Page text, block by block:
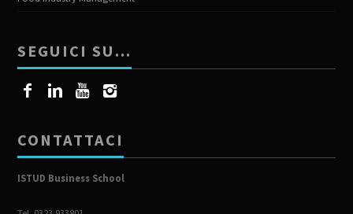
SEGUICI SU…
CONTATTACI
ISTUD Business School